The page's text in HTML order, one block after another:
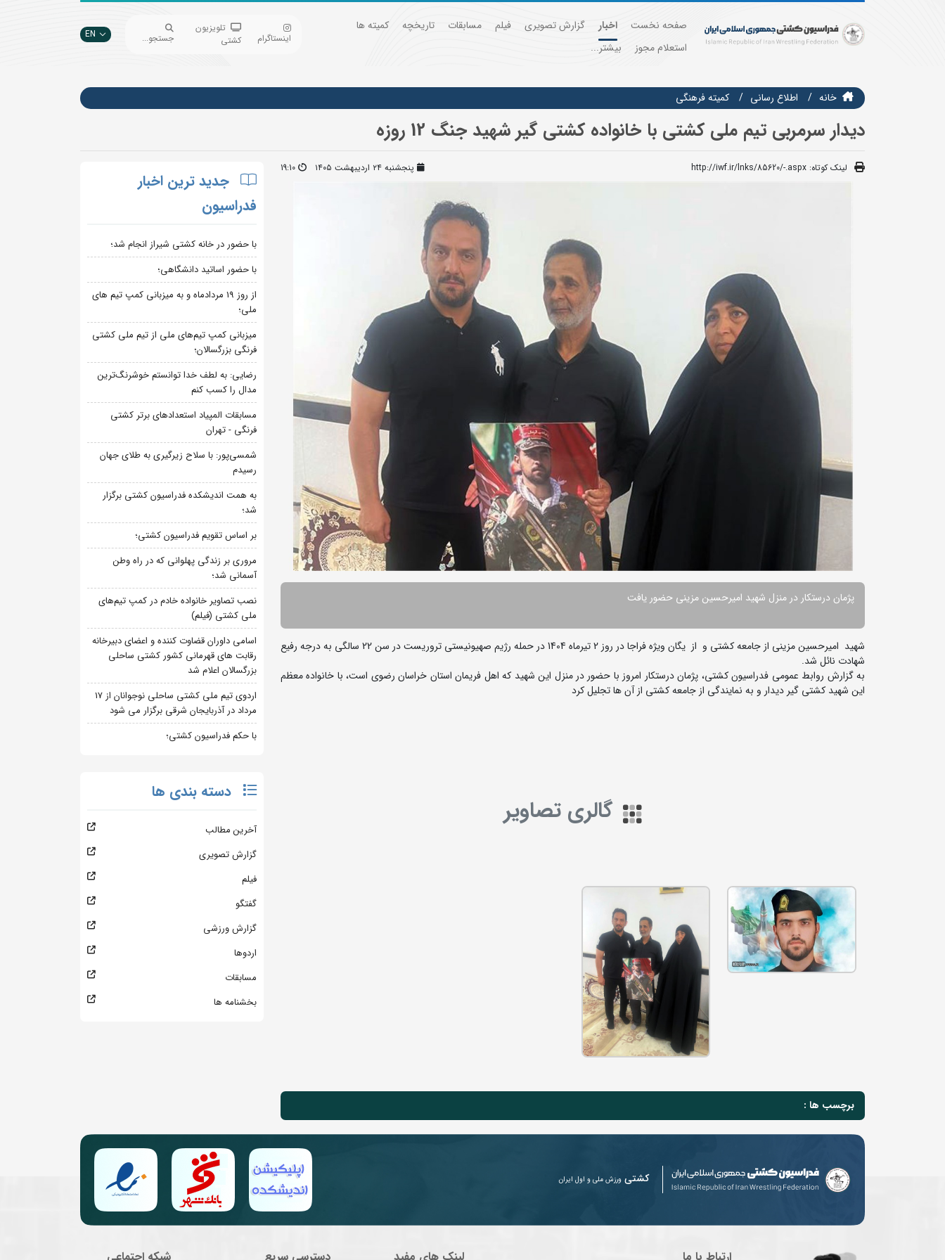
صفحه نخست اخبار گزارش تصویری فیلم مسابقات تاریخچه
کمیته ها
استعلام مجوز
بیشتر...
اینستاگرام
تلویزیون
کشتی
جستجو... EN
خانه اطلاع رسانی كميته فرهنگي
دیدار سرمربی تیم ملی کشتی با خانواده کشتی گیر شهید جنگ 12 روزه
لینک کوتاه: http://iwf.ir/lnks/85620/-.aspx پنجشنبه ۲۴ اردیبهشت ۱۴۰۵ 19:10
پژمان درستکار در منزل شهید امیرحسین مزینی حضور یافت
شهید امیرحسین مزینی از جامعه کشتی و از یگان ویژه فراجا در روز 2 تیرماه 1404 در حمله رژیم صهیونیستی تروریست در سن 22 سالگی به درجه رفیع
شهادت نائل شد.
به گزارش روابط عمومی فدراسیون کشتی، پژمان درستکار امروز با حضور در منزل این شهید که اهل فریمان استان خراسان رضوی است، با خانواده معظم
این شهید کشتی گیر دیدار و به نمایندگی از جامعه کشتی از آن ها تجلیل کرد
گالری تصاویر
برچسب ها :
جدید ترین اخبار
فدراسیون
با حضور در خانه کشتی شیراز انجام شد؛
با حضور اساتید دانشگاهی؛
از روز 19 مردادماه و به میزبانی کمپ تیم های
ملی؛
میزبانی کمپ تیم‌های ملی از تیم ملی کشتی
فرنگی بزرگسالان؛
رضایی: به لطف خدا توانستم خوشرنگ‌ترین
مدال را کسب کنم
مسابقات المپیاد استعدادهای برتر کشتی
فرنگی - تهران
شمسی‌پور: با سلاح زیرگیری به طلای جهان
رسیدم
به همت اندیشکده فدراسیون کشتی برگزار
شد؛
بر اساس تقویم فدراسیون کشتی؛
مروری بر زندگی پهلوانی که در راه وطن
آسمانی شد؛
نصب تصاویر خانواده خادم در کمپ تیم‌های
ملی کشتی (فیلم)
اسامی داوران قضاوت کننده و اعضای دبیرخانه
رقابت های قهرمانی کشور کشتی ساحلی
بزرگسالان اعلام شد
اردوی تیم ملی کشتی ساحلی نوجوانان از 17
مرداد در آذربایجان شرقی برگزار می شود
با حکم فدراسیون کشتی؛
دسته بندی ها
آخرین مطالب
گزارش تصویری
فیلم
گفتگو
گزارش ورزشی
اردوها
مسابقات
بخشنامه ها
کشتی ورزش ملی و اول ایران